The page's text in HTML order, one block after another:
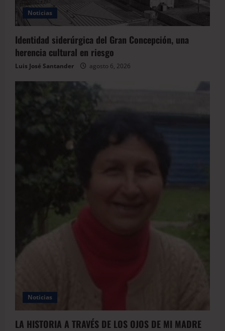
Noticias
Identidad siderúrgica del Gran Concepción, una
herencia cultural en riesgo
Luis José Santander agosto 6, 2026
Noticias
LA HISTORIA A TRAVÉS DE LOS OJOS DE MI MADRE